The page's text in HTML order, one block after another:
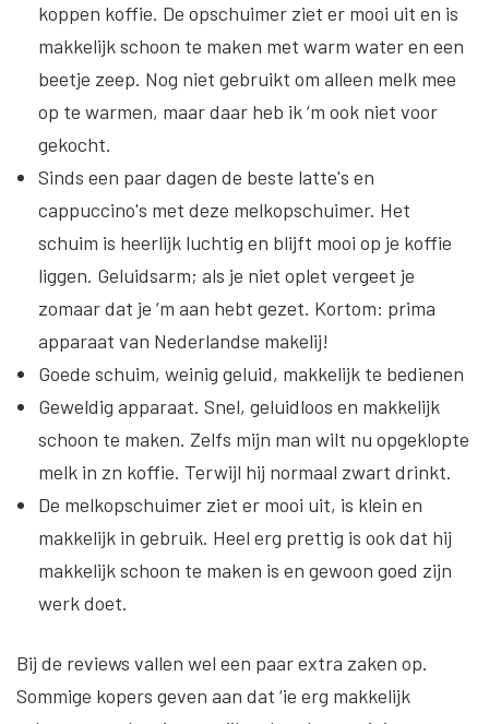
koppen koffie. De opschuimer ziet er mooi uit en is
makkelijk schoon te maken met warm water en een
beetje zeep. Nog niet gebruikt om alleen melk mee
op te warmen, maar daar heb ik ‘m ook niet voor
gekocht.
Sinds een paar dagen de beste latte's en
cappuccino's met deze melkopschuimer. Het
schuim is heerlijk luchtig en blijft mooi op je koffie
liggen. Geluidsarm; als je niet oplet vergeet je
zomaar dat je ‘m aan hebt gezet. Kortom: prima
apparaat van Nederlandse makelij!
Goede schuim, weinig geluid, makkelijk te bedienen
Geweldig apparaat. Snel, geluidloos en makkelijk
schoon te maken. Zelfs mijn man wilt nu opgeklopte
melk in zn koffie. Terwijl hij normaal zwart drinkt.
De melkopschuimer ziet er mooi uit, is klein en
makkelijk in gebruik. Heel erg prettig is ook dat hij
makkelijk schoon te maken is en gewoon goed zijn
werk doet.
Bij de reviews vallen wel een paar extra zaken op.
Sommige kopers geven aan dat ‘ie erg makkelijk